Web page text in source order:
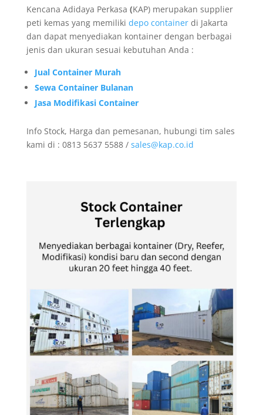
Kencana Adidaya Perkasa (KAP) merupakan supplier
peti kemas yang memiliki depo containerdi Jakarta
dan dapat menyediakan kontainer dengan berbagai
jenis dan ukuran sesuai kebutuhan Anda :
Jual Container Murah
Sewa Container Bulanan
Jasa Modifikasi Container
Info Stock, Harga dan pemesanan, hubungi tim sales
kami di : 0813 5637 5588 / sales@kap.co.id